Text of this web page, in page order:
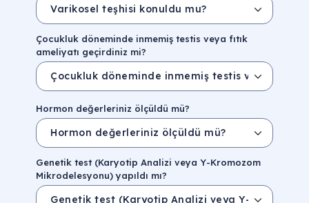
Çocukluk döneminde inmemiş testis veya fıtık
ameliyatı geçirdiniz mi?
Hormon değerleriniz ölçüldü mü?
Genetik test (Karyotip Analizi veya Y-Kromozom
Mikrodelesyonu) yapıldı mı?